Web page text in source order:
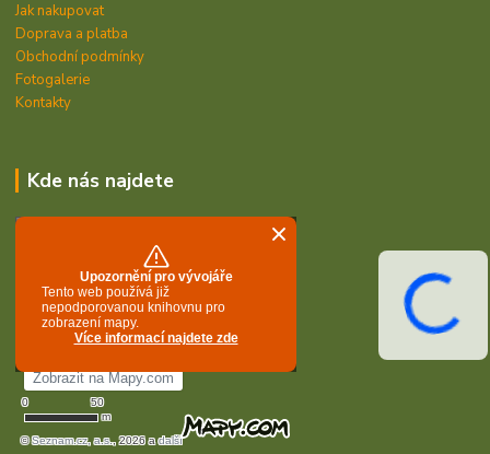
Jak nakupovat
Doprava a platba
Obchodní podmínky
Fotogalerie
Kontakty
Kde nás najdete